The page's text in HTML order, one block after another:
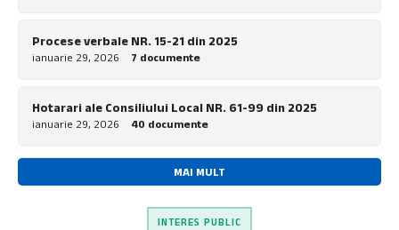
Procese verbale NR. 15-21 din 2025
ianuarie 29, 2026 7 documente
Hotarari ale Consiliului Local NR. 61-99 din 2025
ianuarie 29, 2026 40 documente
MAI MULT
INTERES PUBLIC